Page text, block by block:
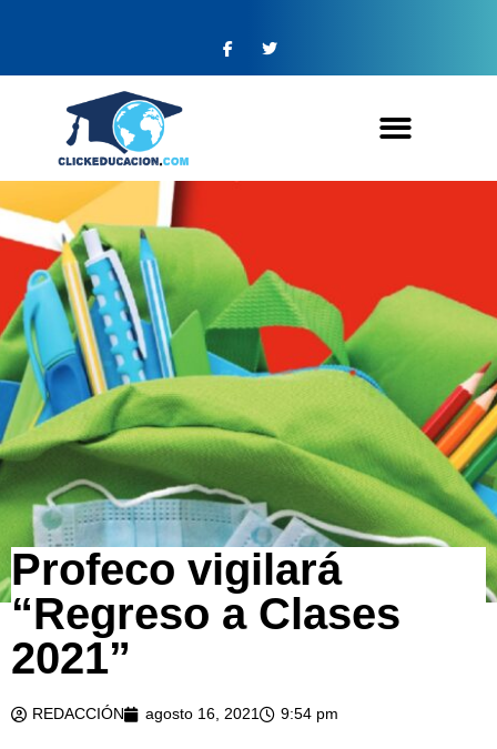
Profeco vigilará
“Regreso a Clases
2021”
REDACCIÓN agosto 16, 2021 9:54 pm